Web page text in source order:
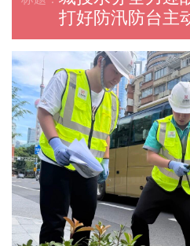
打好防汛防台主